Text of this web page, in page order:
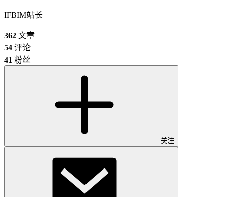
IFBIM站长
362 文章
54 评论
41 粉丝
关注